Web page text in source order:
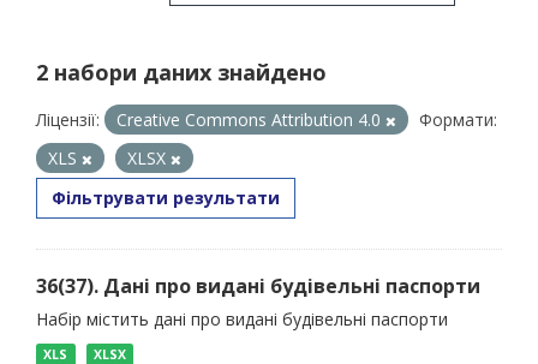
2 набори даних знайдено
Ліцензії: Creative Commons Attribution 4.0
Формати:
XLS
XLSX
Фільтрувати результати
36(37). Дані про видані будівельні паспорти
Набір містить дані про видані будівельні паспорти
XLS XLSX